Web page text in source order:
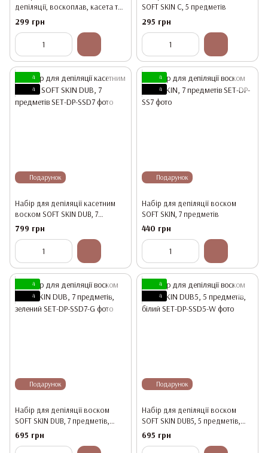
депіляції, воскоплав, касета та
смужки 50 шт
299 грн
SOFT SKIN С, 5 предметів
295 грн
Подарунок
4
4
Набір для депіляції касетним
воском SOFT SKIN DUB, 7
предметів
799 грн
Подарунок
4
4
Набір для депіляції воском
SOFT SKIN, 7 предметів
440 грн
Подарунок
4
4
Набір для депіляції воском
SOFT SKIN DUB, 7 предметів,
зелений
695 грн
Подарунок
4
4
Набір для депіляції воском
SOFT SKIN DUB5, 5 предметів,
білий
695 грн